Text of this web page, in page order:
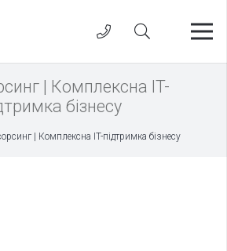
| Комплексна IT-
бізнесу
| Комплексна IT-підтримка бізнесу